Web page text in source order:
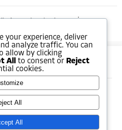
elektiriği ve mekanik tesisat
,makine tesisatı ,hidroforlar
hizmet vermektedir.
your experience, deliver
analyze traffic. You can
allow by clicking
All to consent or Reject
cookies.
All
All